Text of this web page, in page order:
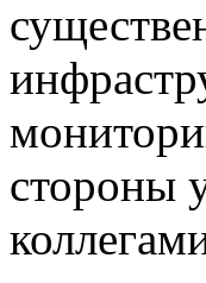
стороны